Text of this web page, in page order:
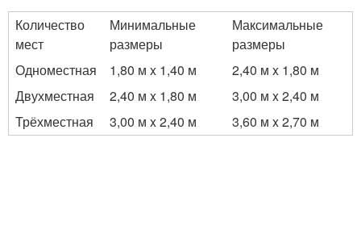
Количество
мест
Минимальные
размеры
Максимальные
размеры
Одноместная
1,80 м x 1,40 м
2,40 м x 1,80 м
Двухместная
2,40 м x 1,80 м
3,00 м x 2,40 м
Трёхместная
3,00 м x 2,40 м 3,60 м x 2,70 м